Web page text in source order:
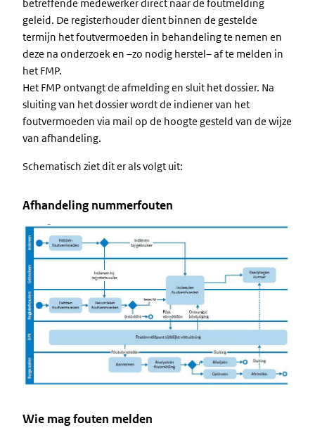
betreffende medewerker direct naar de foutmelding
geleid. De registerhouder dient binnen de gestelde
termijn het foutvermoeden in behandeling te nemen en
deze na onderzoek en –zo nodig herstel– af te melden in
het FMP.
Het FMP ontvangt de afmelding en sluit het dossier. Na
sluiting van het dossier wordt de indiener van het
foutvermoeden via mail op de hoogte gesteld van de wijze
van afhandeling.
Schematisch ziet dit er als volgt uit:
Afhandeling nummerfouten
Wie mag fouten melden